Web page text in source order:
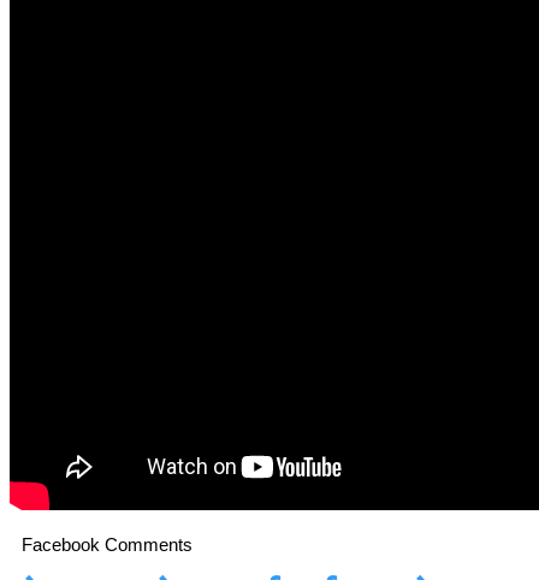
Facebook Comments